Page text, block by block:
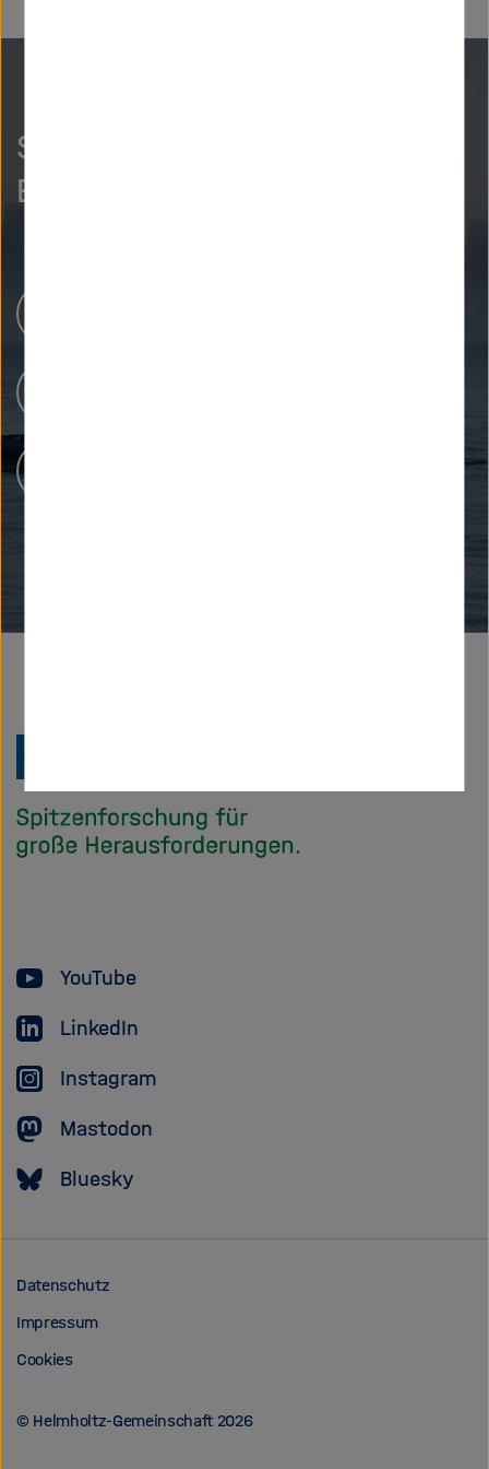
So neugierig wie wir?
Entdecken Sie mehr.
Startseite
YouTube
LinkedIn
Instagram
Mastodon
Bluesky
Datenschutz
Impressum
Cookies
© Helmholtz-Gemeinschaft 2026